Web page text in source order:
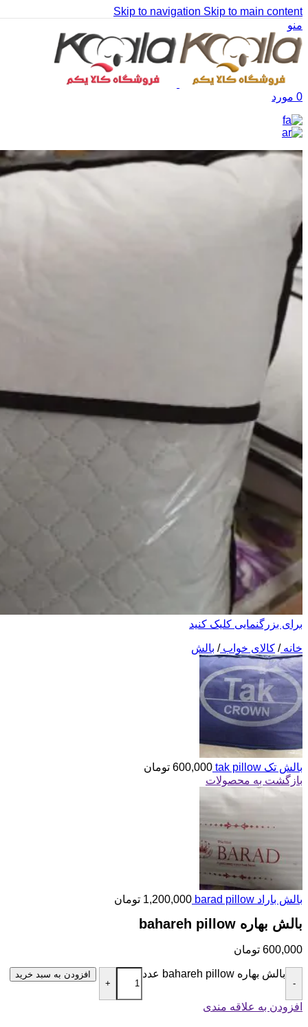
Skip to navigation Skip to main content
منو
0 مورد
برای بزرگنمایی کلیک کنید
خانه/ کالای خواب/ بالش
بالش تک tak pillow 600,000 تومان
بازگشت به محصولات
بالش باراد barad pillow 1,200,000 تومان
بالش بهاره bahareh pillow
600,000 تومان
-
بالش بهاره bahareh pillow عدد
+
افزودن به سبد خرید
افزودن به علاقه مندی